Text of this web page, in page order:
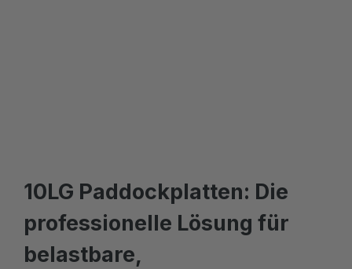
10LG Paddockplatten: Die
professionelle Lösung für
belastbare,